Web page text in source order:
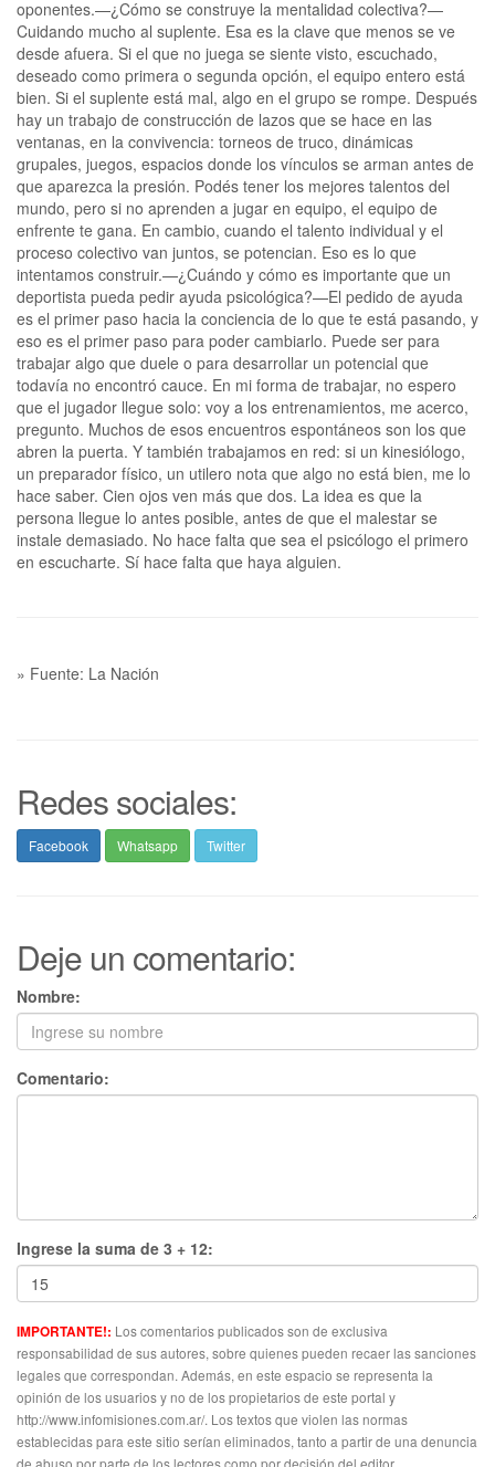
oponentes.—¿Cómo se construye la mentalidad colectiva?—
Cuidando mucho al suplente. Esa es la clave que menos se ve
desde afuera. Si el que no juega se siente visto, escuchado,
deseado como primera o segunda opción, el equipo entero está
bien. Si el suplente está mal, algo en el grupo se rompe. Después
hay un trabajo de construcción de lazos que se hace en las
ventanas, en la convivencia: torneos de truco, dinámicas
grupales, juegos, espacios donde los vínculos se arman antes de
que aparezca la presión. Podés tener los mejores talentos del
mundo, pero si no aprenden a jugar en equipo, el equipo de
enfrente te gana. En cambio, cuando el talento individual y el
proceso colectivo van juntos, se potencian. Eso es lo que
intentamos construir.—¿Cuándo y cómo es importante que un
deportista pueda pedir ayuda psicológica?—El pedido de ayuda
es el primer paso hacia la conciencia de lo que te está pasando, y
eso es el primer paso para poder cambiarlo. Puede ser para
trabajar algo que duele o para desarrollar un potencial que
todavía no encontró cauce. En mi forma de trabajar, no espero
que el jugador llegue solo: voy a los entrenamientos, me acerco,
pregunto. Muchos de esos encuentros espontáneos son los que
abren la puerta. Y también trabajamos en red: si un kinesiólogo,
un preparador físico, un utilero nota que algo no está bien, me lo
hace saber. Cien ojos ven más que dos. La idea es que la
persona llegue lo antes posible, antes de que el malestar se
instale demasiado. No hace falta que sea el psicólogo el primero
en escucharte. Sí hace falta que haya alguien.
» Fuente: La Nación
Redes sociales:
Facebook Whatsapp Twitter
Deje un comentario:
Nombre:
Comentario:
Ingrese la suma de 3 + 12:
IMPORTANTE!: Los comentarios publicados son de exclusiva
responsabilidad de sus autores, sobre quienes pueden recaer las sanciones
legales que correspondan. Además, en este espacio se representa la
opinión de los usuarios y no de los propietarios de este portal y
http://www.infomisiones.com.ar/. Los textos que violen las normas
establecidas para este sitio serían eliminados, tanto a partir de una denuncia
de abuso por parte de los lectores como por decisión del editor.